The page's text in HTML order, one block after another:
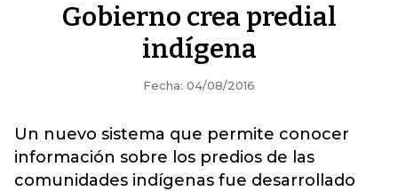
Gobierno crea predial
indígena
Fecha: 04/08/2016
Un nuevo sistema que permite conocer
información sobre los predios de las
comunidades indígenas fue desarrollado